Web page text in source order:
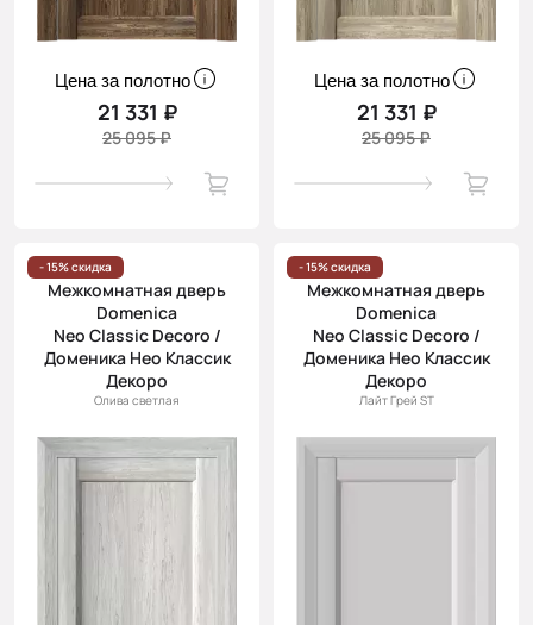
Цена за полотно
21 331 ₽
25 095 ₽
Цена за полотно
21 331 ₽
25 095 ₽
- 15% скидка
Межкомнатная дверь
Domenica
Neo Classic Decoro /
Доменика Нео Классик
Декоро
Олива светлая
- 15% скидка
Межкомнатная дверь
Domenica
Neo Classic Decoro /
Доменика Нео Классик
Декоро
Лайт Грей ST